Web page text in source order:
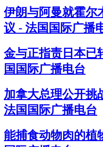
伊朗与阿曼就霍尔
议 - 法国国际广播
金与正指责日本已
国国际广播电台
加拿大总理公开挑
法国国际广播电台
能捕食动物肉的植